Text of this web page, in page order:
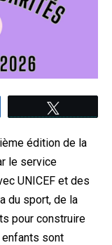
édition de la
le service
UNICEF et des
du sport, de la
pour construire
sont